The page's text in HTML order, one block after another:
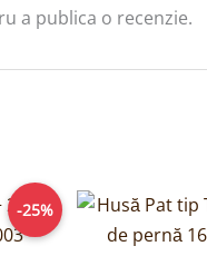
a publica o recenzie.
-25%